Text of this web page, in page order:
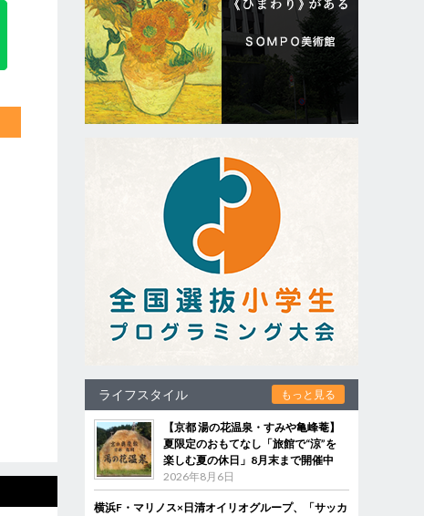
ライフスタイル もっと見る
【京都 湯の花温泉・すみや亀峰菴】
夏限定のおもてなし「旅館で“涼”を
楽しむ夏の休日」8月末まで開催中
2026年8月6日
横浜F・マリノス×日清オイリオグループ、「サッカ